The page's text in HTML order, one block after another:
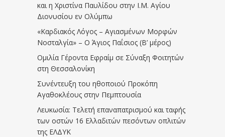
και η Χριστίνα Παυλίδου στην Ι.Μ. Αγίου
Διονυσίου εν Ολύμπω
«Καρδιακός Λόγος – Αγιασμένων Μορφών
Νοσταλγία» – Ο Άγιος Παΐσιος (Β’ μέρος)
Ομιλία Γέροντα Εφραίμ σε Σύναξη Φοιτητών
στη Θεσσαλονίκη
Συνέντευξη του ηθοποιού Προκόπη
Αγαθοκλέους στην Πεμπτουσία
Λευκωσία: Τελετή επαναπατρισμού και ταφής
των οστών 16 Ελλαδιτών πεσόντων οπλιτών
της ΕΛΔΥΚ